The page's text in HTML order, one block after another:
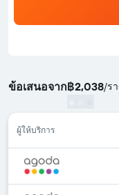
ข้อเสนอจาก฿2,038/ร
ผู้ให้บริการ